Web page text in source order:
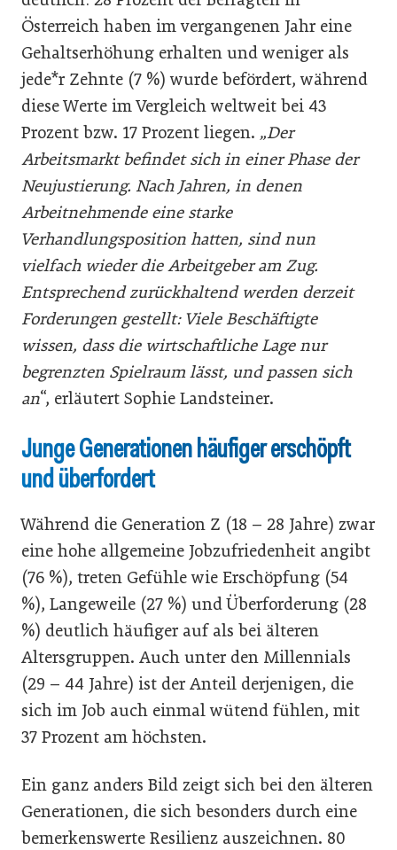
Österreich haben im vergangenen Jahr eine
Gehaltserhöhung erhalten und weniger als
jede*r Zehnte (7 %) wurde befördert, während
diese Werte im Vergleich weltweit bei 43
Prozent bzw. 17 Prozent liegen. „Der
Arbeitsmarkt befindet sich in einer Phase der
Neujustierung. Nach Jahren, in denen
Arbeitnehmende eine starke
Verhandlungsposition hatten, sind nun
vielfach wieder die Arbeitgeber am Zug.
Entsprechend zurückhaltend werden derzeit
Forderungen gestellt: Viele Beschäftigte
wissen, dass die wirtschaftliche Lage nur
begrenzten Spielraum lässt, und passen sich
an“, erläutert Sophie Landsteiner.
Junge Generationen häufiger erschöpft
und überfordert
Während die Generation Z (18 – 28 Jahre) zwar
eine hohe allgemeine Jobzufriedenheit angibt
(76 %), treten Gefühle wie Erschöpfung (54
%), Langeweile (27 %) und Überforderung (28
%) deutlich häufiger auf als bei älteren
Altersgruppen. Auch unter den Millennials
(29 – 44 Jahre) ist der Anteil derjenigen, die
sich im Job auch einmal wütend fühlen, mit
37 Prozent am höchsten.
Ein ganz anders Bild zeigt sich bei den älteren
Generationen, die sich besonders durch eine
bemerkenswerte Resilienz auszeichnen. 80